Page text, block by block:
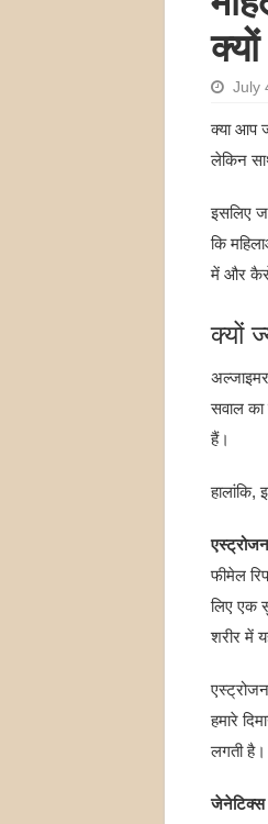
July
क्या आप
लेकिन
इसलिए
कि
में और कैसे
क्यों
सवाल का
हैं।
हालांकि,
एस्ट्रोजन
फीमेल
लिए एक
शरीर में
हमारे
लगती है।
जेनेटिक्स